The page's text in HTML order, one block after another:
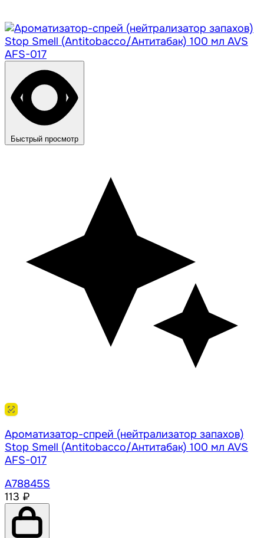
Быстрый просмотр
Ароматизатор-спрей (нейтрализатор запахов)
Stop Smell (Antitobacco/Антитабак) 100 мл AVS
AFS-017
A78845S
113 ₽